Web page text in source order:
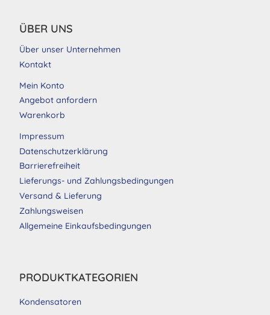
ÜBER UNS
Über unser Unternehmen
Kontakt
Mein Konto
Angebot anfordern
Warenkorb
Impressum
Datenschutzerklärung
Barrierefreiheit
Lieferungs- und Zahlungsbedingungen
Versand & Lieferung
Zahlungsweisen
Allgemeine Einkaufsbedingungen
PRODUKTKATEGORIEN
Kondensatoren